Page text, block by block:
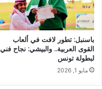
باسنبل: تطور لافت في ألعاب
القوى العربية.. والبيشي: نجاح فني
لبطولة تونس
مايو 1, 2026